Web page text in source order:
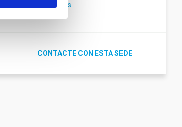
calp@iac.es
CONTACTE CON ESTA SEDE